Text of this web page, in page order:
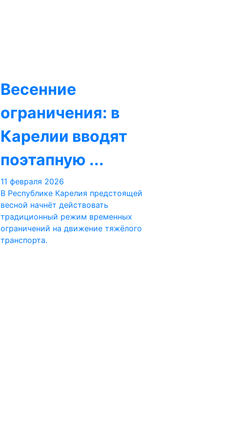
Весенние
ограничения: в
Карелии вводят
поэтапную ...
11 февраля 2026
В Республике Карелия предстоящей
весной начнёт действовать
традиционный режим временных
ограничений на движение тяжёлого
транспорта.